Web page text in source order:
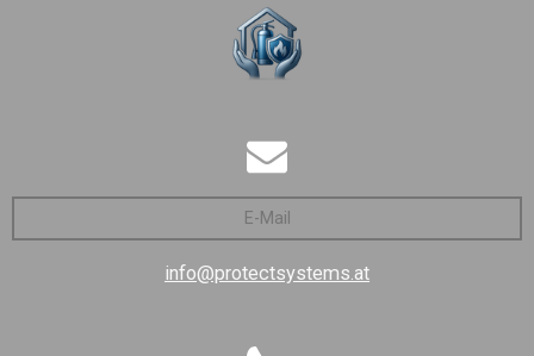
E-Mail
info@protectsystems.at